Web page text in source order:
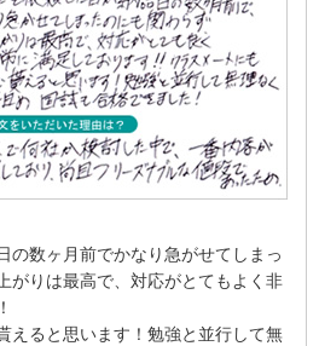
の数ヶ月前でかなり急がせてしまっ
がりは最高で、対応がとてもよく非
えると思います！勉強と並行して無